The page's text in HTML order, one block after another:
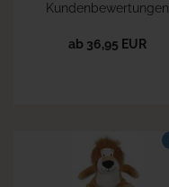
Kundenbewertungen
ab 36,95 EUR